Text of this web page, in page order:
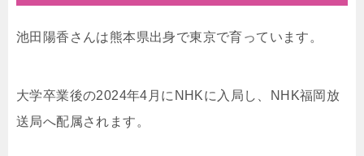
池田陽香さんは熊本県出身で東京で育っています。
大学卒業後の2024年4月にNHKに入局し、NHK福岡放
送局へ配属されます。